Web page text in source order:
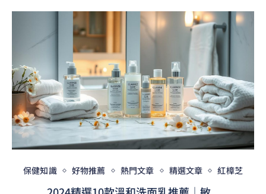
保健知識 好物推薦 熱門文章 精選文章 紅樟芝